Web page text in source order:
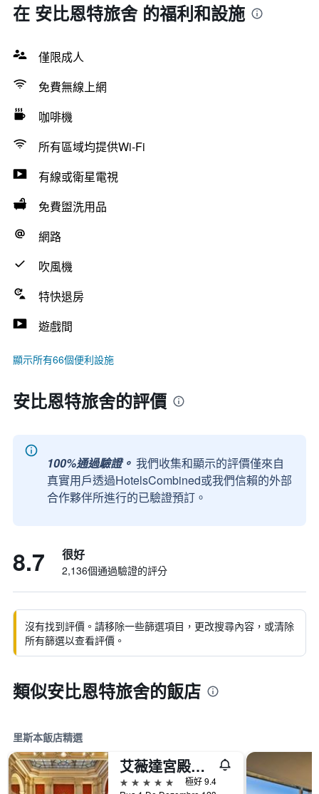
在 安比恩特旅舍 的福利和設施
僅限成人
免費無線上網
咖啡機
所有區域均提供Wi-Fi
有線或衛星電視
免費盥洗用品
網路
吹風機
特快退房
遊戲間
顯示所有66個便利設施
安比恩特旅舍的評價
100%通過驗證。 我們收集和顯示的評價僅來自
真實用戶透過HotelsCombined或我們信賴的外部
合作夥伴所進行的已驗證預訂。
8.7 很好
2,136個通過驗證的評分
沒有找到評價。請移除一些篩選項目，更改搜尋內容，或清除
所有篩選以查看評價。
類似安比恩特旅舍的飯店
里斯本飯店精選
艾薇達宮殿酒店
5星級
極好 9.4